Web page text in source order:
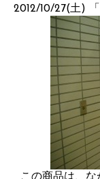
2012/10/27(土)